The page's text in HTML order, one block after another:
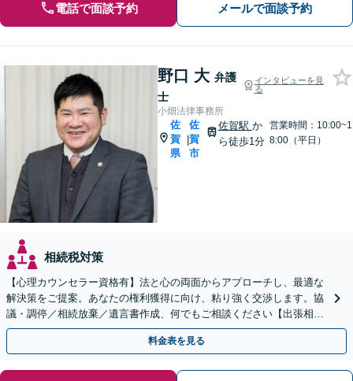
電話で面談予約 メールで面談予約
野口 大 弁護
士
インタビューを見
る
小畑法律事務所
佐
賀
県
|
佐
賀
市
佐賀駅 か
ら徒歩1分
営業時間：10:00~1
8:00（平日）
相続税対策
【心理カウンセラー資格有】法と心の両面からアプローチし、最適な
解決策をご提案。あなたの権利獲得に向け、粘り強く交渉します。協
議・調停／相続放棄／遺言書作成、何でもご相談ください【出張相談
可】【初回相談無料】【佐賀駅1分】
料金表を見る